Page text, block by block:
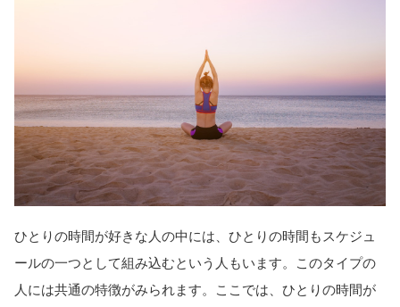
ひとりの時間が好きな人の中には、ひとりの時間もスケジュ
ールの一つとして組み込むという人もいます。このタイプの
人には共通の特徴がみられます。ここでは、ひとりの時間が